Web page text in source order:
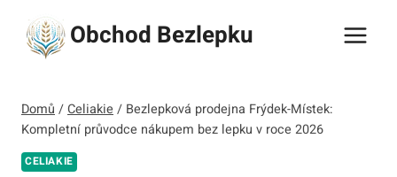
obsah
Obchod Bezlepku
Domů /Celiakie / Bezlepková prodejna Frýdek-Místek:
Kompletní průvodce nákupem bez lepku v roce 2026
CELIAKIE